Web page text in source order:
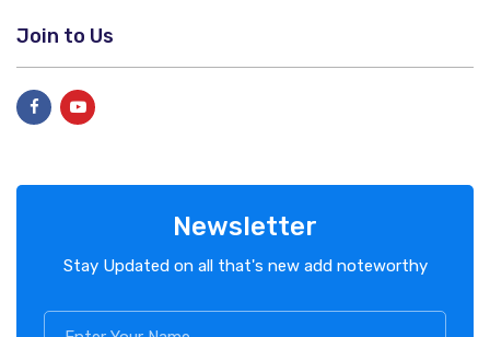
Join to Us
Newsletter
Stay Updated on all that's new add noteworthy